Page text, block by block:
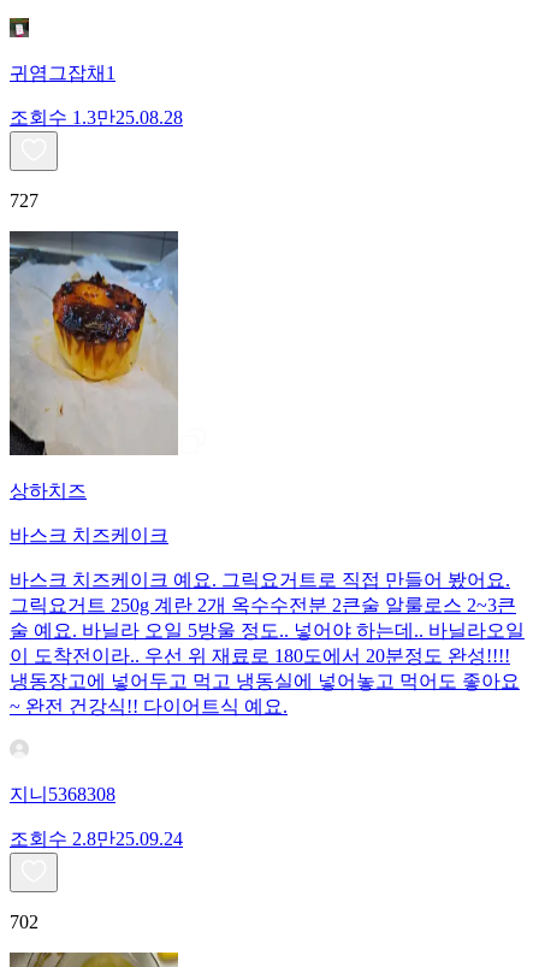
귀염그잡채1
조회수 1.3만25.08.28
727
상하치즈
바스크 치즈케이크
바스크 치즈케이크 예요. 그릭요거트로 직접 만들어 봤어요.
그릭요거트 250g 계란 2개 옥수수전분 2큰술 알룰로스 2~3큰
술 예요. 바닐라 오일 5방울 정도.. 넣어야 하는데.. 바닐라오일
이 도착전이라.. 우선 위 재료로 180도에서 20분정도 완성!!!!
냉동장고에 넣어두고 먹고 냉동실에 넣어놓고 먹어도 좋아요
~ 완전 건강식!! 다이어트식 예요.
지니5368308
조회수 2.8만25.09.24
702